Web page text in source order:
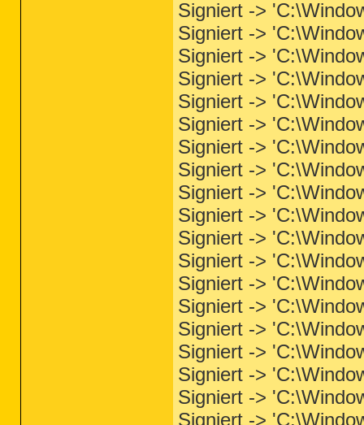
Signiert ->
Signiert ->
Signiert ->
Signiert ->
Signiert ->
Signiert ->
Signiert ->
Signiert ->
Signiert ->
Signiert ->
Signiert ->
Signiert ->
Signiert ->
Signiert ->
Signiert ->
Signiert ->
Signiert ->
Signiert ->
Signiert ->